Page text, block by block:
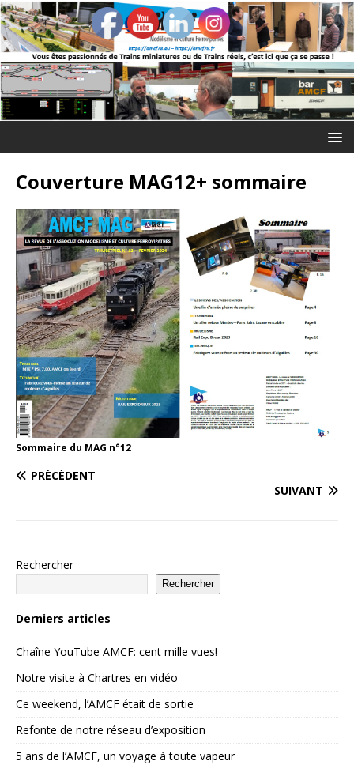
Couverture MAG12+ sommaire
Sommaire du MAG n°12
PRÉCÉDENT
SUIVANT
Rechercher
Rechercher
Derniers articles
Chaîne YouTube AMCF: cent mille vues!
Notre visite à Chartres en vidéo
Ce weekend, l’AMCF était de sortie
Refonte de notre réseau d’exposition
5 ans de l’AMCF, un voyage à toute vapeur